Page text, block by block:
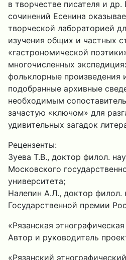
в творчестве писателя и др.
сочинений Есенина
творческой лабораторией
изучения общих и частных
«гастрономической
многочисленных
фольклорные произведения
подобранные архивные
необходимым
зачастую «ключом» для
удивительных загадок
Рецензенты:
Зуева Т.В., доктор филол.
Московского
университета;
Налепин А.Л., доктор филол.
Государственной премии
«Рязанская
Автор и руководитель
«Рязанский